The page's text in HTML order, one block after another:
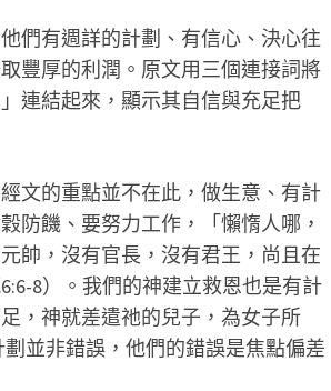
們有週詳的計劃、有信心、決心往
豐厚的利潤。原文用三個連接詞將
連結起來，顯示其自信與充足把
文的重點並不在此，做生意、有計
防饑、要努力工作，「懶惰人哪，
帥，沒有官長，沒有君王，尚且在
8）。我們的神建立救恩也是有計
，神就差遣祂的兒子，為女子所
並非錯誤，他們的錯誤是焦點偏差